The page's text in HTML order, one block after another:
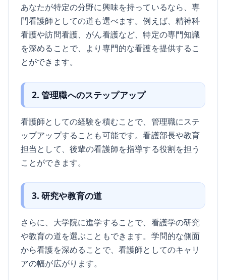
あなたが特定の分野に興味を持っているなら、専
門看護師としての道も選べます。例えば、精神科
看護や訪問看護、がん看護など、特定の専門知識
を深めることで、より専門的な看護を提供するこ
とができます。
2. 管理職へのステップアップ
看護師としての経験を積むことで、管理職にステ
ップアップすることも可能です。看護部長や教育
担当として、後輩の看護師を指導する役割を担う
ことができます。
3. 研究や教育の道
さらに、大学院に進学することで、看護学の研究
や教育の道を選ぶこともできます。学問的な側面
から看護を深めることで、看護師としてのキャリ
アの幅が広がります。